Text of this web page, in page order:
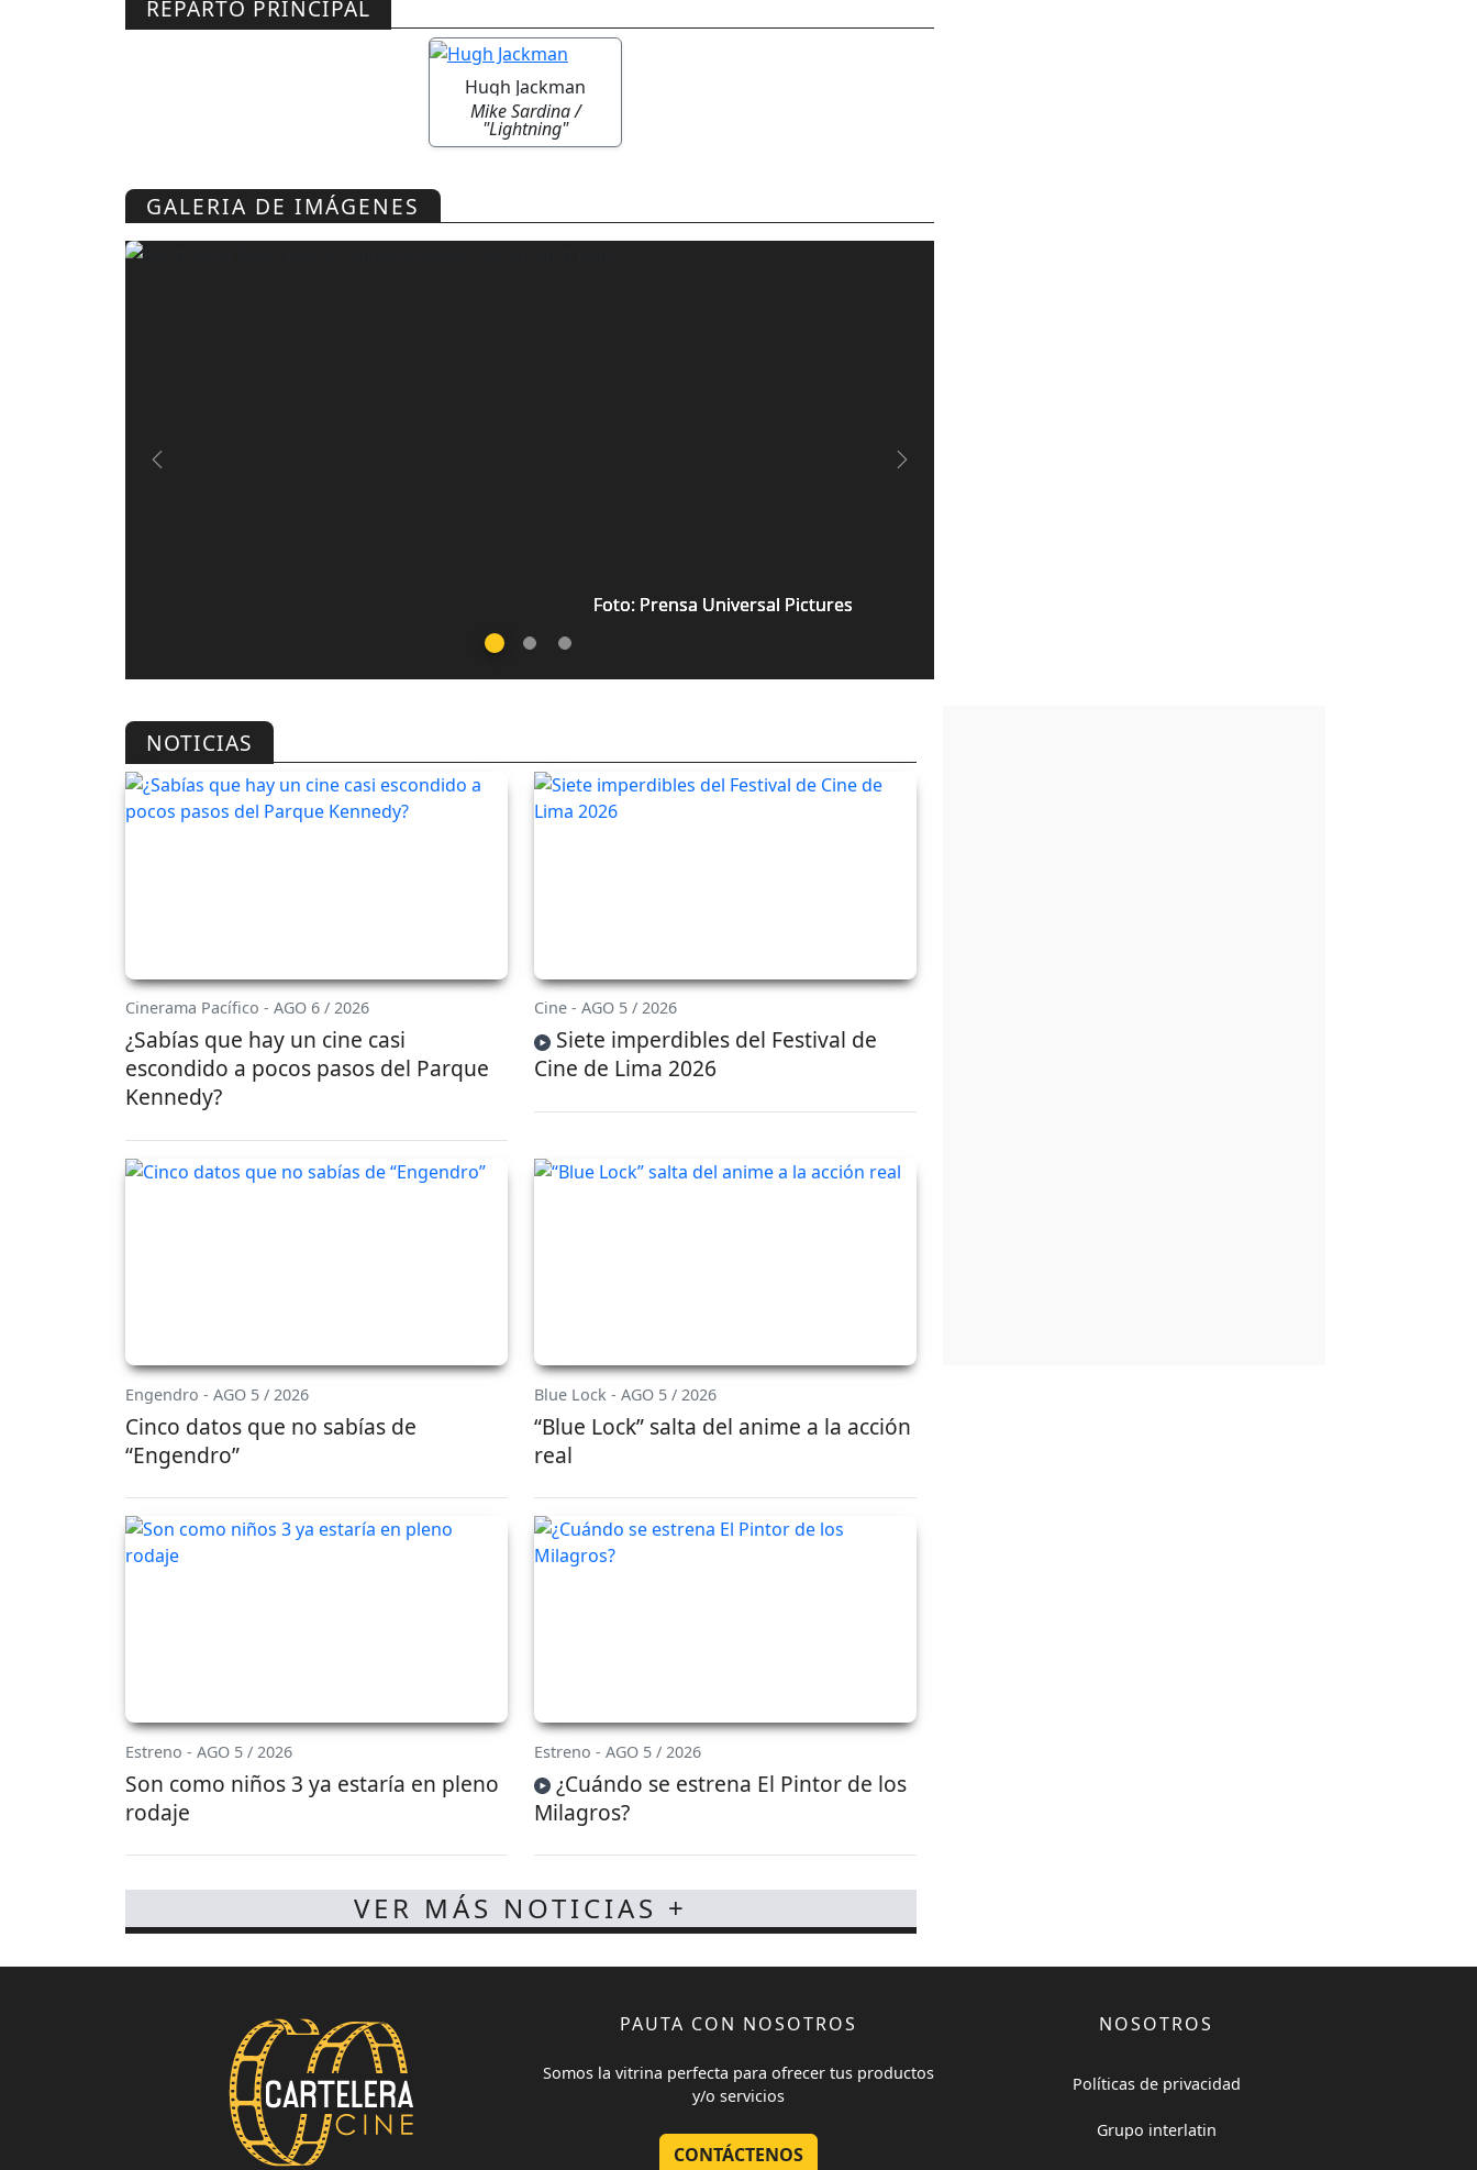
REPARTO PRINCIPAL
Hugh Jackman
Mike Sardina /
"Lightning"
GALERIA DE IMÁGENES
Foto: Prensa Universal Pictures
Foto: Prensa Universal Pictures
Foto: Prensa Universal Pictures
Previous Next
NOTICIAS
Cinerama Pacífico - AGO 6 / 2026
¿Sabías que hay un cine casi
escondido a pocos pasos del Parque
Kennedy?
Cine - AGO 5 / 2026
Siete imperdibles del Festival de
Cine de Lima 2026
Engendro - AGO 5 / 2026
Cinco datos que no sabías de
“Engendro”
Blue Lock - AGO 5 / 2026
“Blue Lock” salta del anime a la acción
real
Estreno - AGO 5 / 2026
Son como niños 3 ya estaría en pleno
rodaje
Estreno - AGO 5 / 2026
¿Cuándo se estrena El Pintor de los
Milagros?
VER MÁS NOTICIAS +
PAUTA CON NOSOTROS
Somos la vitrina perfecta para ofrecer tus productos
y/o servicios
CONTÁCTENOS
NOSOTROS
Políticas de privacidad
Grupo interlatin